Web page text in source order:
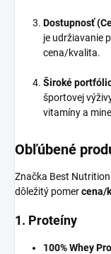
Dostupnosť
je udržiavanie
cena/kvalita.
Široké
športovej
vitamíny a
Obľúbené
Značka Best
dôležitý pomercena/
1. Proteíny
100% Whey